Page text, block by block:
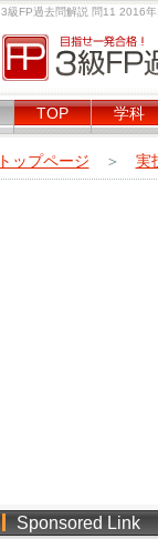
3級FP過去問解説 問11 2016年
TOP 学科
トップページ ＞ 実
Sponsored Link